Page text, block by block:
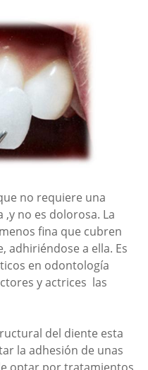
no requiere una
no es dolorosa. La
fina que cubren
adhiriéndose a ella. Es
en odontología
y actrices las
del diente esta
la adhesión de unas